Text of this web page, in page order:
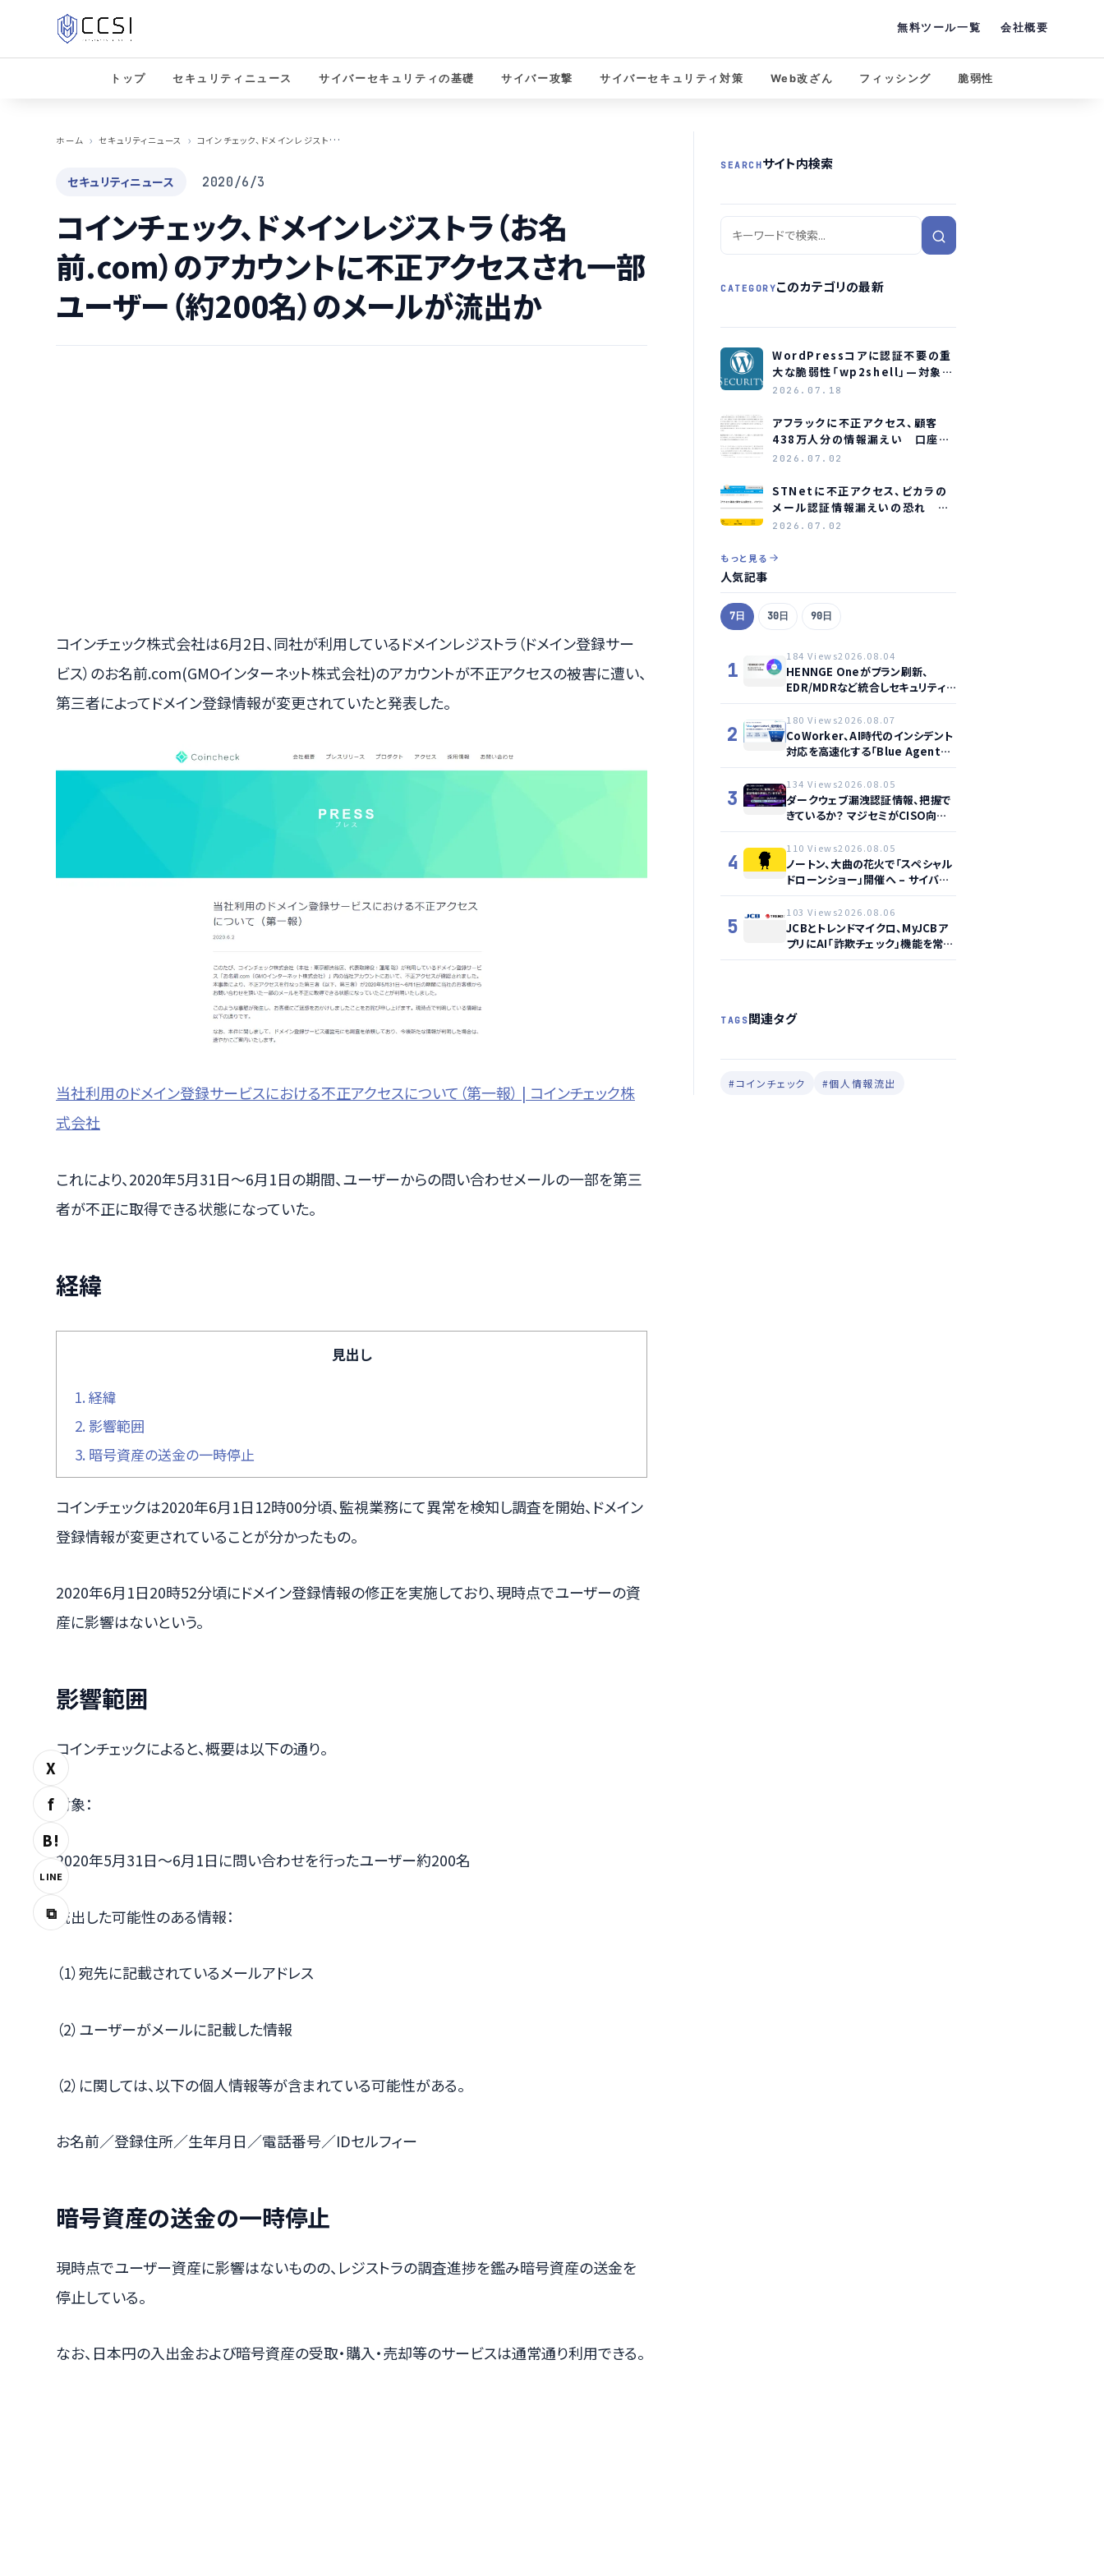
無料ツール一覧 会社概要
トップ セキュリティニュース サイバーセキュリティの基礎 サイバー攻撃 サイバーセキュリティ対策 Web改ざん フィッシング 脆弱性
ホーム
セキュリティニュース コ
インチェック、ドメインレジストラ（お名前.com）のアカウントに不正アクセスされ一部ユーザー（約200名）のメールが流出か
X
f
B!
LINE
⧉
セキュリティニュース 2020/6/3
コインチェック、ドメインレジストラ（お名
前.com）のアカウントに不正アクセスされ一部
ユーザー（約200名）のメールが流出か
コインチェック株式会社は6月2日、同社が利用しているドメインレジストラ（ドメイン登録サー
ビス）のお名前.com(GMOインターネット株式会社)のアカウントが不正アクセスの被害に遭い、
第三者によってドメイン登録情報が変更されていたと発表した。
当社利用のドメイン登録サービスにおける不正アクセスについて（第一報） | コインチェック株
式会社
これにより、2020年5月31日～6月1日の期間、ユーザーからの問い合わせメールの一部を第三
者が不正に取得できる状態になっていた。
経緯
見出し
1. 経緯
2. 影響範囲
3. 暗号資産の送金の一時停止
コインチェックは2020年6月1日12時00分頃、監視業務にて異常を検知し調査を開始、ドメイン
登録情報が変更されていることが分かったもの。
2020年6月1日20時52分頃にドメイン登録情報の修正を実施しており、現時点でユーザーの資
産に影響はないという。
影響範囲
コインチェックによると、概要は以下の通り。
対象：
2020年5月31日～6月1日に問い合わせを行ったユーザー約200名
流出した可能性のある情報：
（1）宛先に記載されているメールアドレス
（2）ユーザーがメールに記載した情報
（2）に関しては、以下の個人情報等が含まれている可能性がある。
お名前／登録住所／生年月日／電話番号／IDセルフィー
暗号資産の送金の一時停止
現時点でユーザー資産に影響はないものの、レジストラの調査進捗を鑑み暗号資産の送金を
停止している。
なお、日本円の入出金および暗号資産の受取・購入・売却等のサービスは通常通り利用できる。
SEARCHサイト内検索
CATEGORYこのカテゴリの最新
WordPressコアに認証不要の重
大な脆弱性「wp2shell」—対象バ
ージョンと緊急対応
2026.07.18
アフラックに不正アクセス、顧客
438万人分の情報漏えい 口座情
報含む顧客も約23万人分
2026.07.02
STNetに不正アクセス、ピカラの
メール認証情報漏えいの恐れ 全
利用者にパスワード変更を要請
2026.07.02
もっと見る
人気記事
7日 30日 90日
1
184 Views2026.08.04
HENNGE Oneがプラン刷新、
EDR/MDRなど統合しセキュリティ
強化へ
2
180 Views2026.08.07
CoWorker、AI時代のインシデント
対応を高速化する「Blue Agent
CoWork」を提供開始
3
134 Views2026.08.05
ダークウェブ漏洩認証情報、把握で
きているか？ マジセミがCISO向け
ウェビナー開催へ
4
110 Views2026.08.05
ノートン、大曲の花火で「スペシャル
ドローンショー」開催へ – サイバー
セーフティ啓発
5
103 Views2026.08.06
JCBとトレンドマイクロ、MyJCBア
プリにAI「詐欺チェック」機能を常設
し不正対策を強化
TAGS関連タグ
#コインチェック #個人情報流出